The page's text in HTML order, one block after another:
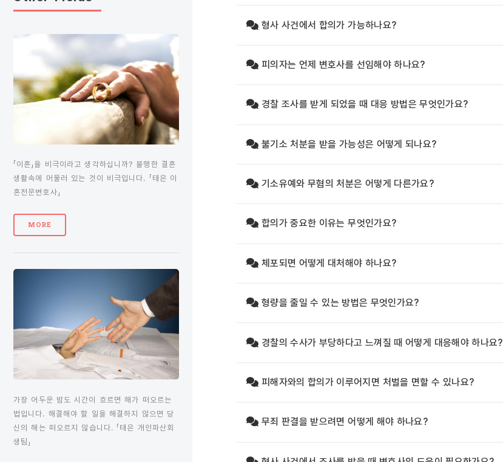
형사 사건에서 합의가 가능하나요?
피의자는 언제 변호사를 선임해야 하나요?
경찰 조사를 받게 되었을 때 대응 방법은 무엇인가요?
불기소 처분을 받을 가능성은 어떻게 되나요?
기소유예와 무혐의 처분은 어떻게 다른가요?
합의가 중요한 이유는 무엇인가요?
체포되면 어떻게 대처해야 하나요?
형량을 줄일 수 있는 방법은 무엇인가요?
경찰의 수사가 부당하다고 느껴질 때 어떻게 대응해야 하나요?
피해자와의 합의가 이루어지면 처벌을 면할 수 있나요?
무죄 판결을 받으려면 어떻게 해야 하나요?
「이혼」을 비극이라고 생각하십니까? 불행한 결혼
생활속에 머물러 있는 것이 비극입니다. 「태은 이
혼전문변호사」
MORE
가장 어두운 밤도 시간이 흐르면 해가 떠오르는
법입니다. 해결해야 할 일을 해결하지 않으면 당
신의 해는 떠오르지 않습니다. 「태은 개인파산회
생팀」